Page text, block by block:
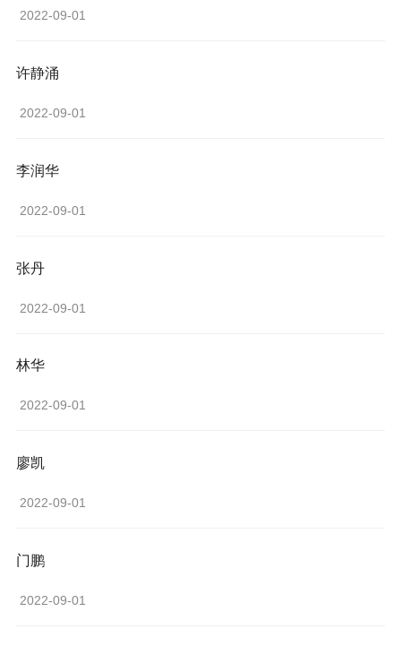
2022-09-01
许静涌
2022-09-01
李润华
2022-09-01
张丹
2022-09-01
林华
2022-09-01
廖凯
2022-09-01
门鹏
2022-09-01